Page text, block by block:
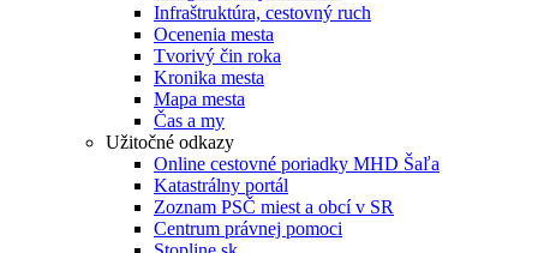
Infraštruktúra, cestovný ruch
Ocenenia mesta
Tvorivý čin roka
Kronika mesta
Mapa mesta
Čas a my
Užitočné odkazy
Online cestovné poriadky MHD Šaľa
Katastrálny portál
Zoznam PSČ miest a obcí v SR
Centrum právnej pomoci